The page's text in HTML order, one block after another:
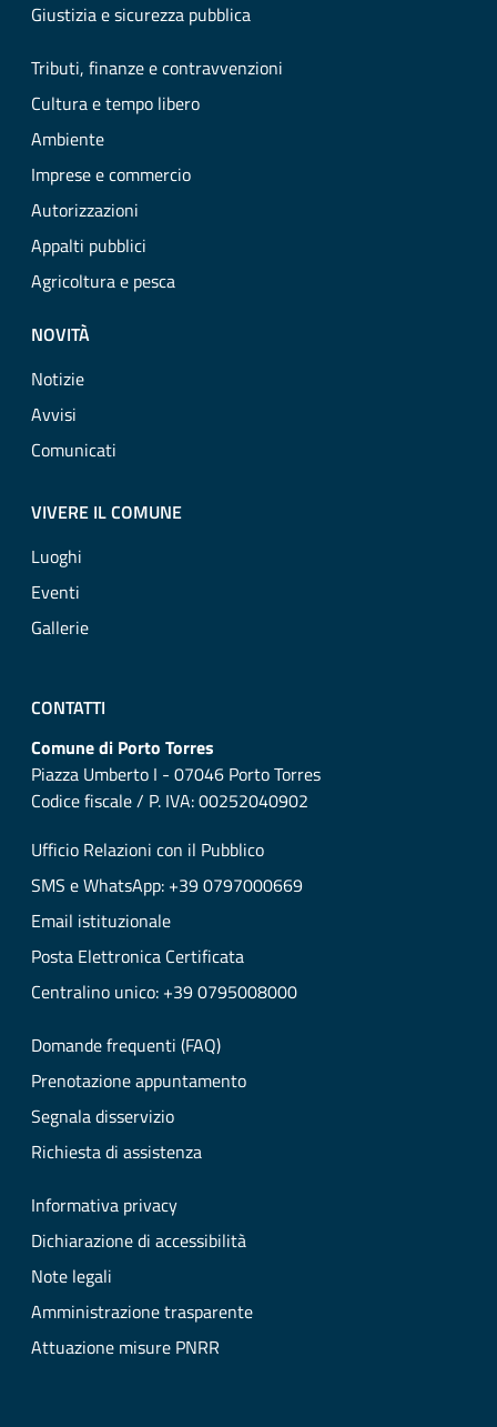
Giustizia e sicurezza pubblica
Tributi, finanze e contravvenzioni
Cultura e tempo libero
Ambiente
Imprese e commercio
Autorizzazioni
Appalti pubblici
Agricoltura e pesca
NOVITÀ
Notizie
Avvisi
Comunicati
VIVERE IL COMUNE
Luoghi
Eventi
Gallerie
CONTATTI
Comune di Porto Torres
Piazza Umberto I - 07046 Porto Torres
Codice fiscale / P. IVA: 00252040902
Ufficio Relazioni con il Pubblico
SMS e WhatsApp: +39 0797000669
Email istituzionale
Posta Elettronica Certificata
Centralino unico: +39 0795008000
Domande frequenti (FAQ)
Prenotazione appuntamento
Segnala disservizio
Richiesta di assistenza
Informativa privacy
Dichiarazione di accessibilità
Note legali
Amministrazione trasparente
Attuazione misure PNRR